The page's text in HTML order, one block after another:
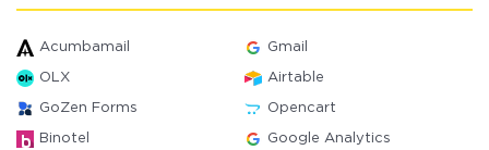
Acumbamail Gmail
OLX Airtable
GoZen Forms Opencart
Binotel Google Analytics